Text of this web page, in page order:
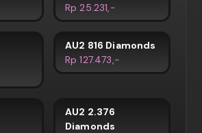
Rp 25.231,-
AU2 816 Diamonds
Rp 127.473,-
AU2 2.376
Diamonds